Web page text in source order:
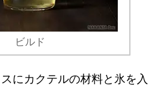
ビルド
にカクテルの材料と氷を入